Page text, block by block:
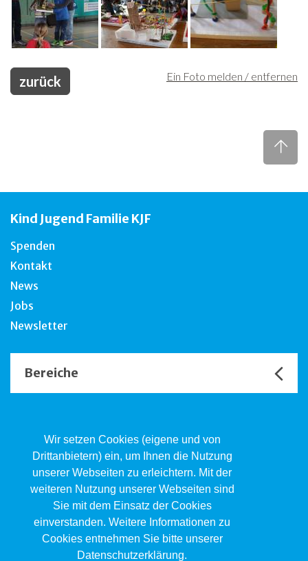
Wir setzen Cookies (eigene und von
Drittanbietern) ein, um Ihnen die Nutzung
unserer Webseiten zu erleichtern. Mit der
weiteren Nutzung unserer Webseiten sind
Sie mit dem Einsatz der Cookies
einverstanden. Weitere Informationen zu
Cookies entnehmen Sie bitte unserer
Datenschutzerklärung.
Ein Foto melden / entfernen
zurück
Kind Jugend Familie KJF
Spenden
Kontakt
News
Jobs
Newsletter
Bereiche
Kind.Jugend.Familie KJF
Poststrasse 2, Postfach, 4410 Liestal
061 551 17 77
kjf@jsw.swiss